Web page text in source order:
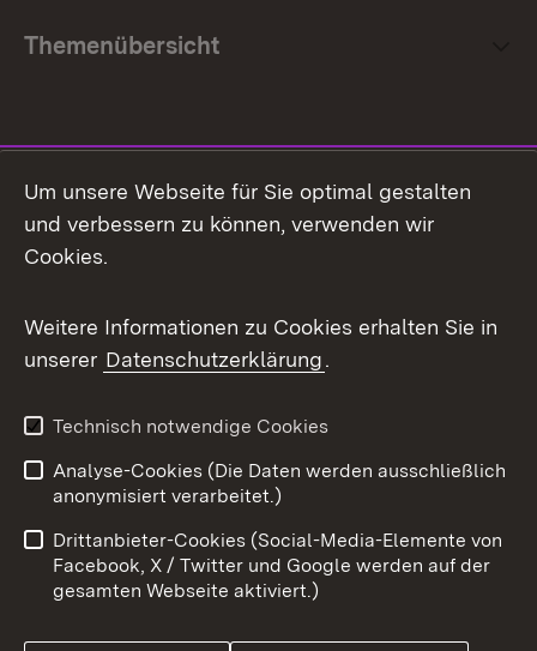
Themenübersicht
Facebook
X / Twitter
Youtube
Impressum
Kontakt
Barrierefreiheit
Datenschutz
Cookies
Um unsere Webseite für Sie optimal gestalten
und verbessern zu können, verwenden wir
Cookies.
Weitere Informationen zu Cookies erhalten Sie in
unserer Datenschutzerklärung.
Technisch notwendige Cookies
Analyse-Cookies (Die Daten werden ausschließlich
anonymisiert verarbeitet.)
Drittanbieter-Cookies (Social-Media-Elemente von
Facebook, X / Twitter und Google werden auf der
gesamten Webseite aktiviert.)